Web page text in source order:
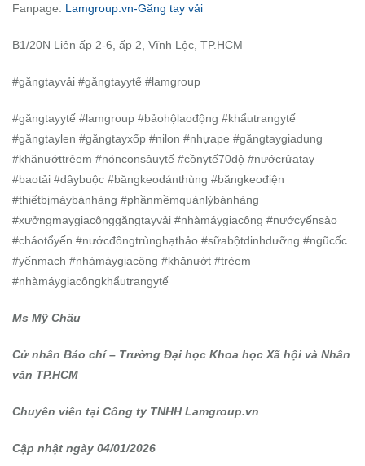
Fanpage: Lamgroup.vn-Găng tay vải
B1/20N Liên ấp 2-6, ấp 2, Vĩnh Lộc, TP.HCM
#găngtayvải #găngtayytế #lamgroup
#găngtayytế #lamgroup #bảohộlaođộng #khẩutrangytế
#găngtaylen #găngtayxốp #nilon #nhựape #găngtaygiadụng
#khănướttrẻem #nónconsâuytế #cồnytế70độ #nướcrửatay
#baotải #dâybuộc #băngkeodánthùng #băngkeođiện
#thiếtbịmáybánhàng #phầnmềmquảnlýbánhàng
#xưởngmaygiacônggăngtayvải #nhàmáygiacông #nướcyếnsào
#cháotổyến #nướcđôngtrùnghạthảo #sữabộtdinhdưỡng #ngũcốc
#yếnmạch #nhàmáygiacông #khănướt #trẻem
#nhàmáygiacôngkhẩutrangytế
Ms Mỹ Châu
Cử nhân Báo chí – Trường Đại học Khoa học Xã hội và Nhân
văn TP.HCM
Chuyên viên tại Công ty TNHH Lamgroup.vn
Cập nhật ngày 04/01/2026